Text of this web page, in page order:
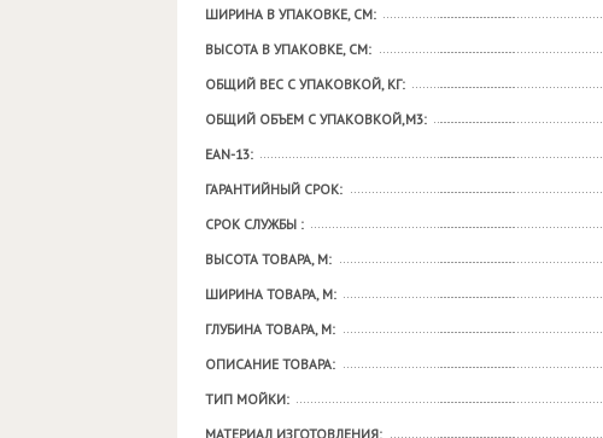
ШИРИНА В УПАКОВКЕ, СМ:
ВЫСОТА В УПАКОВКЕ, СМ:
ОБЩИЙ ВЕС С УПАКОВКОЙ, КГ:
ОБЩИЙ ОБЪЕМ С УПАКОВКОЙ,М3:
EAN-13:
ГАРАНТИЙНЫЙ СРОК:
СРОК СЛУЖБЫ :
ВЫСОТА ТОВАРА, М:
ШИРИНА ТОВАРА, М:
ГЛУБИНА ТОВАРА, М:
ОПИСАНИЕ ТОВАРА:
ТИП МОЙКИ:
МАТЕРИАЛ ИЗГОТОВЛЕНИЯ: